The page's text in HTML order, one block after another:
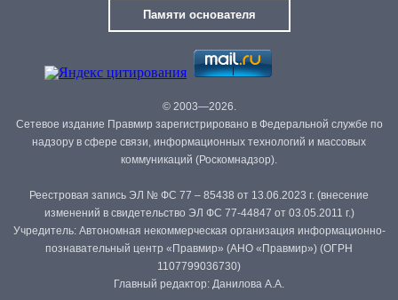
Памяти основателя
© 2003—2026.
Сетевое издание Правмир зарегистрировано в Федеральной службе по
надзору в сфере связи, информационных технологий и массовых
коммуникаций (Роскомнадзор).
Реестровая запись ЭЛ № ФС 77 – 85438 от 13.06.2023 г. (внесение
изменений в свидетельство ЭЛ ФС 77-44847 от 03.05.2011 г.)
Учредитель: Автономная некоммерческая организация информационно-
познавательный центр «Правмир» (АНО «Правмир») (ОГРН
1107799036730)
Главный редактор: Данилова А.А.